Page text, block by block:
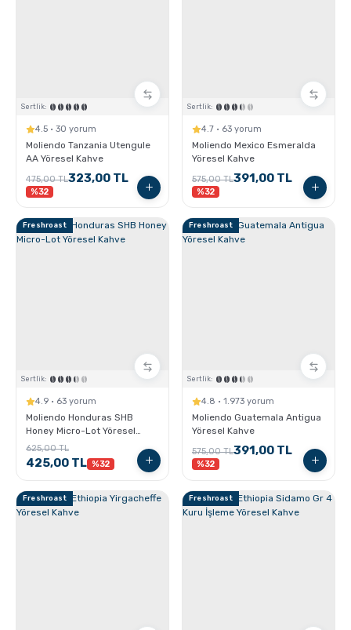
Sertlik:
4.5 · 30 yorum
Moliendo Tanzania Utengule
AA Yöresel Kahve
475,00 TL323,00 TL
%32
Sertlik:
4.7 · 63 yorum
Moliendo Mexico Esmeralda
Yöresel Kahve
575,00 TL391,00 TL
%32
Freshroast
Sertlik:
4.9 · 63 yorum
Moliendo Honduras SHB
Honey Micro-Lot Yöresel
Kahve
625,00 TL
425,00 TL %32
Freshroast
Sertlik:
4.8 · 1.973 yorum
Moliendo Guatemala Antigua
Yöresel Kahve
575,00 TL391,00 TL
%32
Freshroast Freshroast